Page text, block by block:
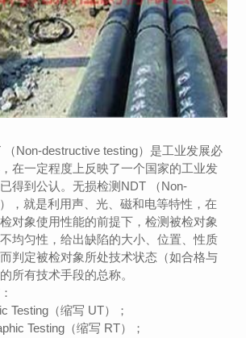
Non-destructive testing）是工业发展必
在一定程度上反映了一个国家的工业发
得到公认。无损检测NDT （Non-
，就是利用声、光、磁和电等特性，在
对象使用性能的前提下，检测被检对象
均匀性，给出缺陷的大小、位置、性质
判定被检对象所处技术状态（如合格与
所有技术手段的总称。
Testing（缩写 UT）；
Testing（缩写 RT）；